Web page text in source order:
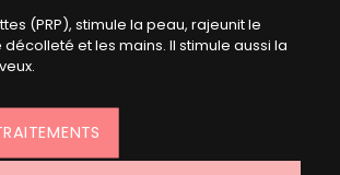
(PRP), stimule la peau, rajeunit le
décolleté et les mains. Il stimule aussi la